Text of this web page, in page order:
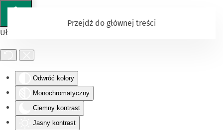
Ułatwienia dostępu
Odwróć kolory
Monochromatyczny
Ciemny kontrast
Jasny kontrast
Przejdź do głównej treści